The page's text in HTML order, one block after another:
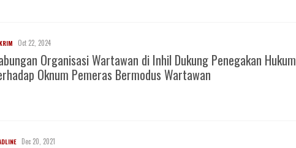
Oct 22, 2024
Organisasi Wartawan di Inhil Dukung Penegakan Hukum
Oknum Pemeras Bermodus Wartawan
Dec 20, 2021